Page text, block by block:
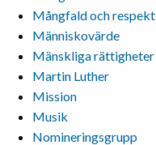
Mångfald och respekt
Människovärde
Mänskliga rättigheter
Martin Luther
Mission
Musik
Nomineringsgrupp